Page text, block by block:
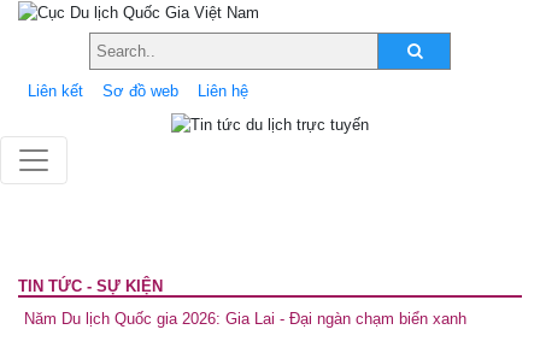
Liên kết Sơ đồ web Liên hệ
TIN TỨC - SỰ KIỆN
Năm Du lịch Quốc gia 2026: Gia Lai - Đại ngàn chạm biển xanh